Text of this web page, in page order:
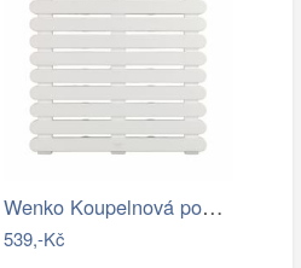
Wenko Koupelnová podložka do sprchy…
539,-Kč